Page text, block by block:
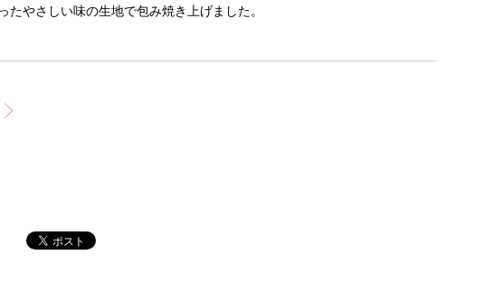
たやさしい味の生地で包み焼き上げました。